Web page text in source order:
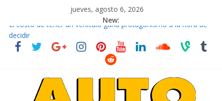
jueves, agosto 6, 2026
New:
El costo de tener un vehículo gana protagonismo a la hora de
decidir
Ultima película ‘Spider‑Man: Brand New Day’ pone en escena a
La Vuelta al Ecuador 2026, edición 47ª, recorre 7 provincias en 8